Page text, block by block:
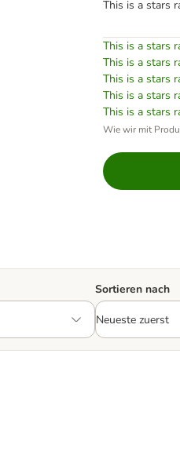
This is a stars
This is a stars
This is a stars
This is a stars
This is a stars
This is a stars
Wie wir mit
Sortieren nach